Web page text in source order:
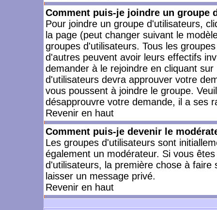
Comment puis-je joindre un groupe
Pour joindre un groupe d'utilisateurs,
la page (peut changer suivant le
groupes d'utilisateurs. Tous les
d'autres peuvent avoir leurs effectifs
demander à le rejoindre en cliquant
d'utilisateurs devra approuver votre
vous poussent à joindre le groupe.
désapprouvre votre demande, il a ses
Revenir en haut
Comment puis-je devenir le
Les groupes d'utilisateurs sont
également un modérateur. Si vous
d'utilisateurs, la première chose à
laisser un message privé.
Revenir en haut